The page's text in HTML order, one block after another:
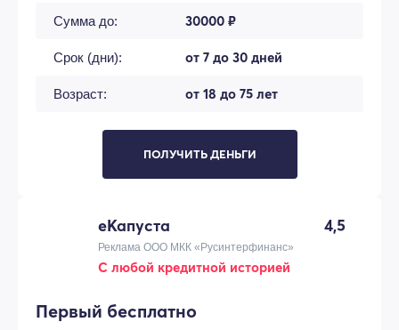
Сумма до: 30000 ₽
Срок (дни): от 7 до 30 дней
Возраст: от 18 до 75 лет
ПОЛУЧИТЬ ДЕНЬГИ
еКапуста 4,5
Реклама ООО МКК «Русинтерфинанс»
С любой кредитной историей
Первый бесплатно